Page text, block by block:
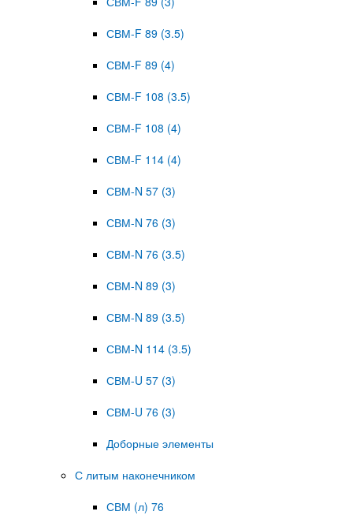
СВМ-F 89 (3.5)
СВМ-F 89 (4)
СВМ-F 108 (3.5)
СВМ-F 108 (4)
СВМ-F 114 (4)
СВМ-N 57 (3)
СВМ-N 76 (3)
СВМ-N 76 (3.5)
СВМ-N 89 (3)
СВМ-N 89 (3.5)
СВМ-N 114 (3.5)
СВМ-U 57 (3)
СВМ-U 76 (3)
Доборные элементы
С литым наконечником
СВМ (л) 76